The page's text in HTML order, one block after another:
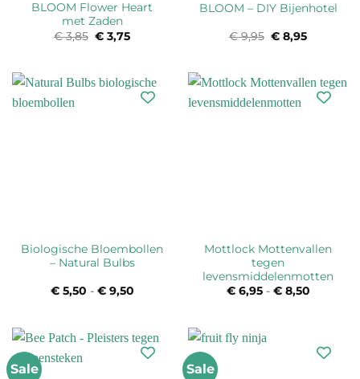
BLOOM Flower Heart
met Zaden
€3,85 Oorspronkelijke
prijs
€ 3,75
BLOOM – DIY Bijenhotel
€9,95 Oorspronkelijke
prijs
€ 8,95
Biologische Bloembollen
– Natural Bulbs
€5,50 - €9,50
Mottlock Mottenvallen
tegen
levensmiddelenmotten
€6,95 - €8,50
Sale Sale